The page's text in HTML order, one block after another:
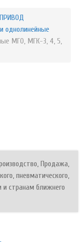
однолинейные
МГО, МГК-3, 4, 5,
Продажа,
пневматического,
и странам ближнего